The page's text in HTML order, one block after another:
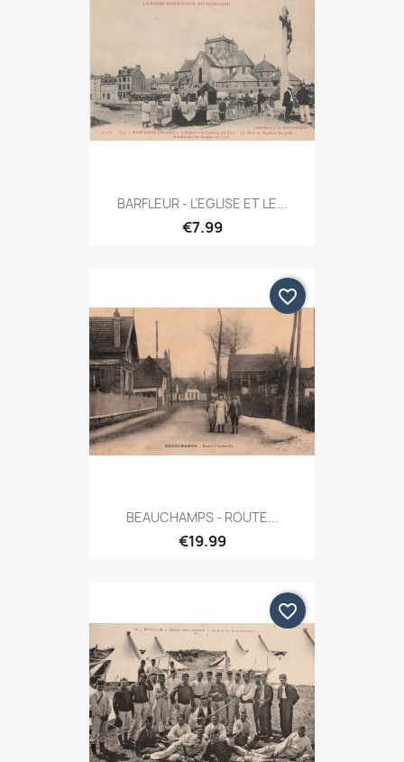
BARFLEUR - L'EGLISE ET LE...
€7.99
BEAUCHAMPS - ROUTE...
€19.99
favorite_border
favorite_border